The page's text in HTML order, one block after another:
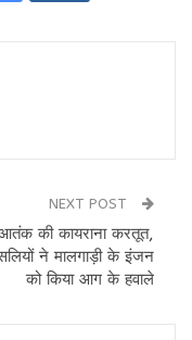
NEXT POST
की कायराना करतूत,
ने मालगाड़ी के इंजन
को किया आग के हवाले